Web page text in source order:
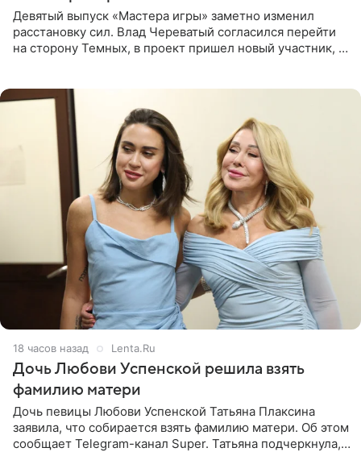
Девятый выпуск «Мастера игры» заметно изменил
расстановку сил. Влад Череватый согласился перейти
на сторону Темных, в проект пришел новый участник, а
18 часов назад Lenta.Ru
Дочь Любови Успенской решила взять
фамилию матери
Дочь певицы Любови Успенской Татьяна Плаксина
заявила, что собирается взять фамилию матери. Об этом
сообщает Telegram-канал Super. Татьяна подчеркнула,